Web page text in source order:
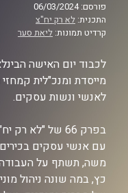
פורסם: 06/03/2024
התכנית: לא רק יח"צ
קרדיט תמונות: ליאת סער
לכבוד יום האישה
מייסדת ומנכ"לית
לאנשי ונשות עסקים.
בפרק 66 של
עם אנשי עסקים
משה, תשתף על
כץ, במה שונה ניהול